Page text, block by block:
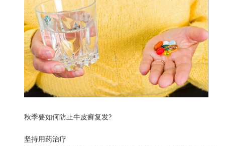
秋季要如何防止牛皮癣复发?
坚持用药治疗